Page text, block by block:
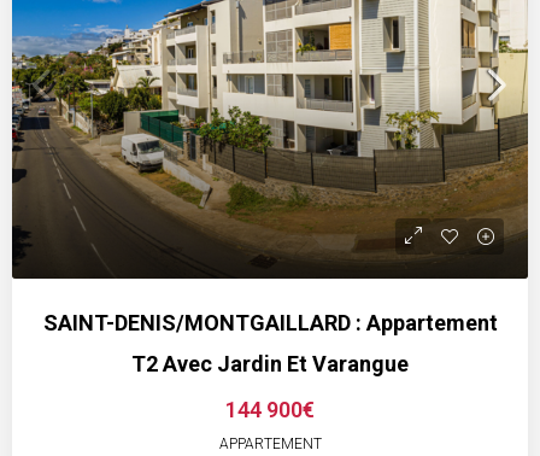
SAINT-DENIS/MONTGAILLARD : Appartement
T2 Avec Jardin Et Varangue
144 900€
APPARTEMENT